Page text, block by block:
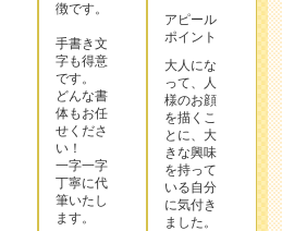
徴です。
手書き文
字も得意
です。
どんな書
体もお任
せくださ
い！
一字一字
丁寧に代
筆いたし
ます。
アピール
ポイント
大人にな
って、人
様のお顔
を描くこ
とに、大
きな興味
を持って
いる自分
に気付き
ました。